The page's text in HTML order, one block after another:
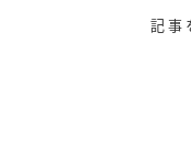
記事